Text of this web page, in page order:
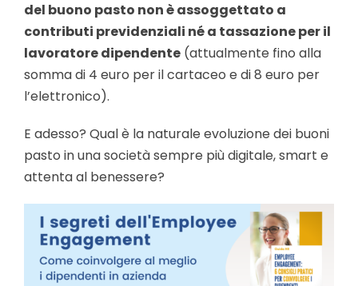
del buono pasto non è assoggettato a
contributi previdenziali né a tassazione per il
lavoratore dipendente (attualmente fino alla
somma di 4 euro per il cartaceo e di 8 euro per
l’elettronico).
E adesso? Qual è la naturale evoluzione dei buoni
pasto in una società sempre più digitale, smart e
attenta al benessere?